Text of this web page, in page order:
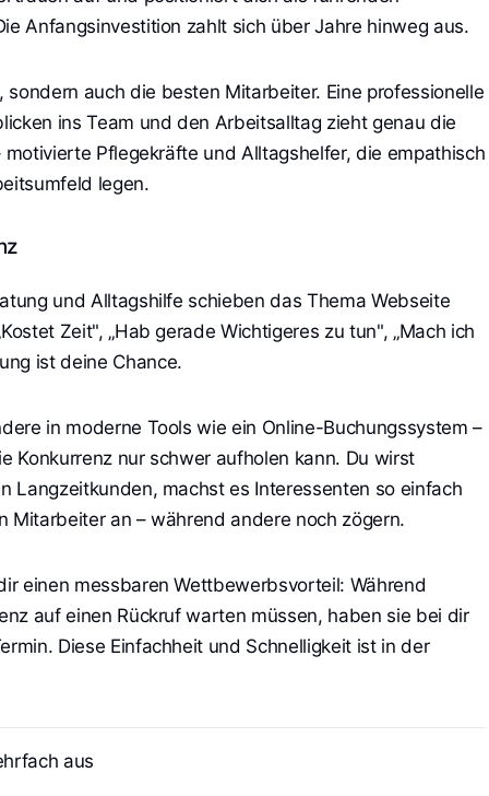
Anfangsinvestition zahlt sich über Jahre hinweg aus.
auch die besten Mitarbeiter. Eine professionelle
ins Team und den Arbeitsalltag zieht genau die
Pflegekräfte und Alltagshelfer, die empathisch
legen.
und Alltagshilfe schieben das Thema Webseite
Zeit", „Hab gerade Wichtigeres zu tun", „Mach ich
ist deine Chance.
in moderne Tools wie ein Online-Buchungssystem –
Konkurrenz nur schwer aufholen kann. Du wirst
Langzeitkunden, machst es Interessenten so einfach
Mitarbeiter an – während andere noch zögern.
einen messbaren Wettbewerbsvorteil: Während
auf einen Rückruf warten müssen, haben sie bei dir
Diese Einfachheit und Schnelligkeit ist in der
aus